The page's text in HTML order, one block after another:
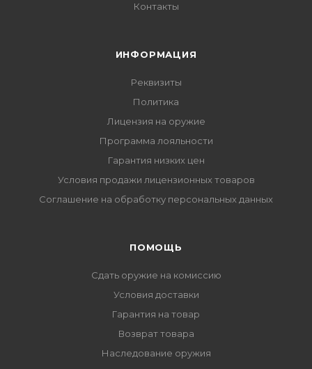
Контакты
ИНФОРМАЦИЯ
Реквизиты
Политика
Лицензия на оружие
Программа лояльности
Гарантия низких цен
Условия продажи лицензионных товаров
Соглашение на обработку персональных данных
ПОМОЩЬ
Сдать оружие на комиссию
Условия доставки
Гарантия на товар
Возврат товара
Наследование оружия